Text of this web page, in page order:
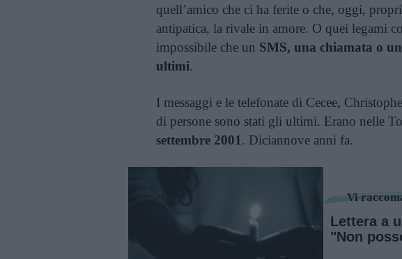
quell’amico che ci ha ferite o che, oggi,
antipatica, la rivale in amore. O quei legami
impossibile che un SMS, una chiamata o
ultimi.
I messaggi e le telefonate di Cecee,
di persone sono stati gli ultimi. Erano nelle
settembre 2001 . Diciannove anni fa.
Vi
Lettera a
"Non